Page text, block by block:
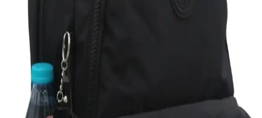
Elentra Siyah Spor ve FOCUX Nil-07 Yarasa
Çantası Karşılaştırması: Özellikler ve Kullanıcı
Yorumları
Elentra Siyah Spor Sırt Çantası ve FOCUX Nil-07 Yarasa Çanta'nın
özellikleri, kullanıcı yorumları ve avantajlarıyla, kullanım alanınıza
uygun en iyi çantayı seçin.
Gençler İçin Uygun LUCKY BAG Çanta
Karşılaştırması ve Seçim Rehberi